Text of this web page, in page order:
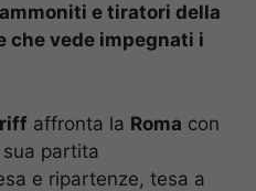
e tiratori della
che vede impegnati i
affronta la Roma con
partita
e ripartenze, tesa a